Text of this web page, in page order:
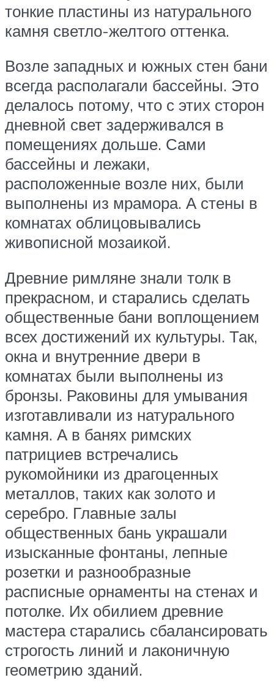
тонкие пластины из натурального
камня светло-желтого оттенка.
Возле западных и южных стен бани
всегда располагали бассейны. Это
делалось потому, что с этих сторон
дневной свет задерживался в
помещениях дольше. Сами
бассейны и лежаки,
расположенные возле них, были
выполнены из мрамора. А стены в
комнатах облицовывались
живописной мозаикой.
Древние римляне знали толк в
прекрасном, и старались сделать
общественные бани воплощением
всех достижений их культуры. Так,
окна и внутренние двери в
комнатах были выполнены из
бронзы. Раковины для умывания
изготавливали из натурального
камня. А в банях римских
патрициев встречались
рукомойники из драгоценных
металлов, таких как золото и
серебро. Главные залы
общественных бань украшали
изысканные фонтаны, лепные
розетки и разнообразные
расписные орнаменты на стенах и
потолке. Их обилием древние
мастера старались сбалансировать
строгость линий и лаконичную
геометрию зданий.